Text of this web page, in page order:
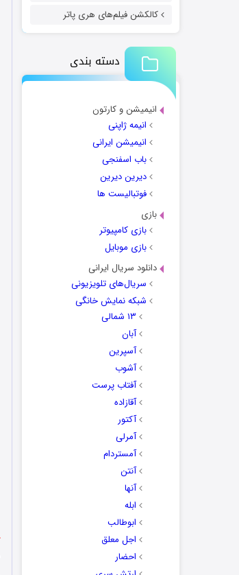
کالکشن فیلم‌های هری پاتر
دسته بندی
انیمیشن و کارتون
انیمه ژاپنی
انیمیشن ایرانی
باب اسفنجی
دیرین دیرین
فوتبالیست ها
بازی
بازی کامپیوتر
بازی موبایل
دانلود سریال ایرانی
سریال‌های تلویزیونی
شبکه نمایش خانگی
۱۳ شمالی
آبان
آسپرین
آشوب
آفتاب پرست
آقازاده
آکتور
آمرلی
آمستردام
آنتن
آنها
ابله
ابوطالب
اجل معلق
احضار